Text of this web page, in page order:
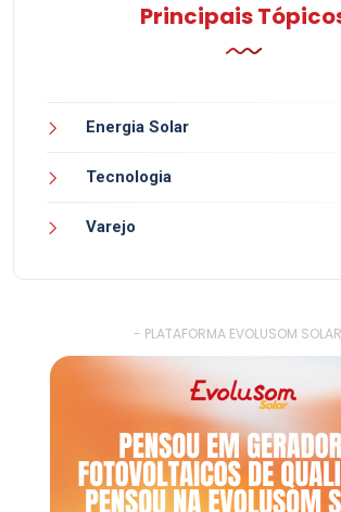
Principais
Energia Solar
Tecnologia
Varejo
- PLATAFORMA EVOLUSOM